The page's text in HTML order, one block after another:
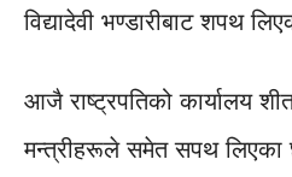
विद्यादेवी भण्डारीबाट शपथ
आजै राष्ट्रपतिको कार्यालय
मन्त्रीहरूले समेत सपथ लिएका